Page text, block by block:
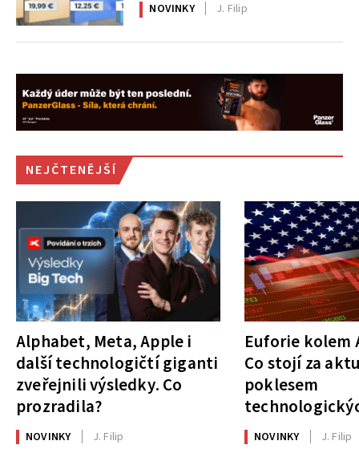
NOVINKY J. Filip
NEJČTENĚJŠÍ
Alphabet, Meta, Apple i
další technologičtí giganti
zveřejnili výsledky. Co
prozradila?
NOVINKY J. Filip
Euforie kolem
Co stojí za
poklesem
NOVINKY J. Filip